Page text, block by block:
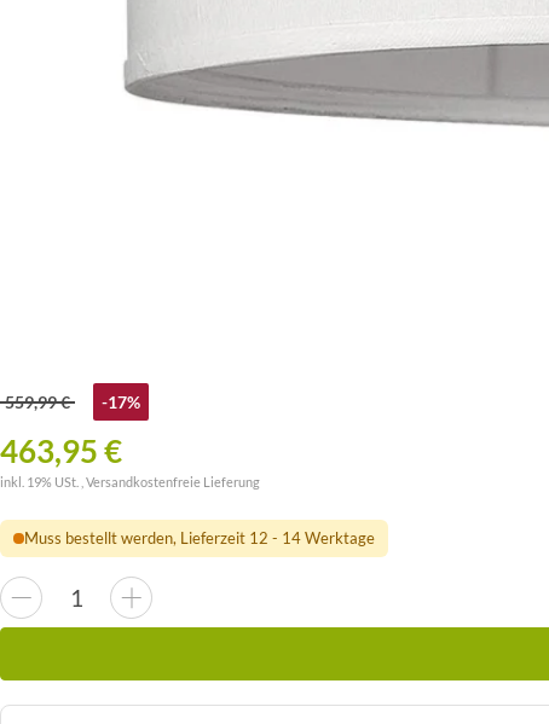
559,99 € -17%
463,95 €
inkl. 19% USt. , Versandkostenfreie Lieferung
Muss bestellt werden, Lieferzeit 12 - 14 Werktage